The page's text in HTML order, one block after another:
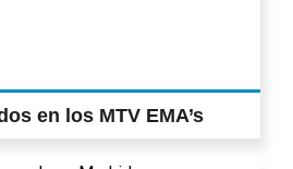
en los MTV EMA’s